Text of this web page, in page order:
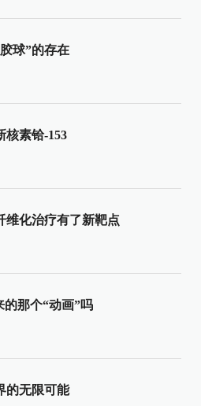
球”的存在
核素铪-153
维化治疗有了新靶点
那个“动画”吗
的无限可能